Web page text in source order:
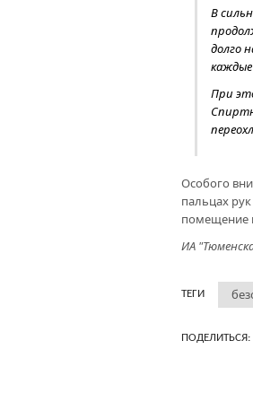
В
долго
При
Особого
пальцах
помещение
ИА
ТЕГИ
ПОДЕЛИТЬСЯ: